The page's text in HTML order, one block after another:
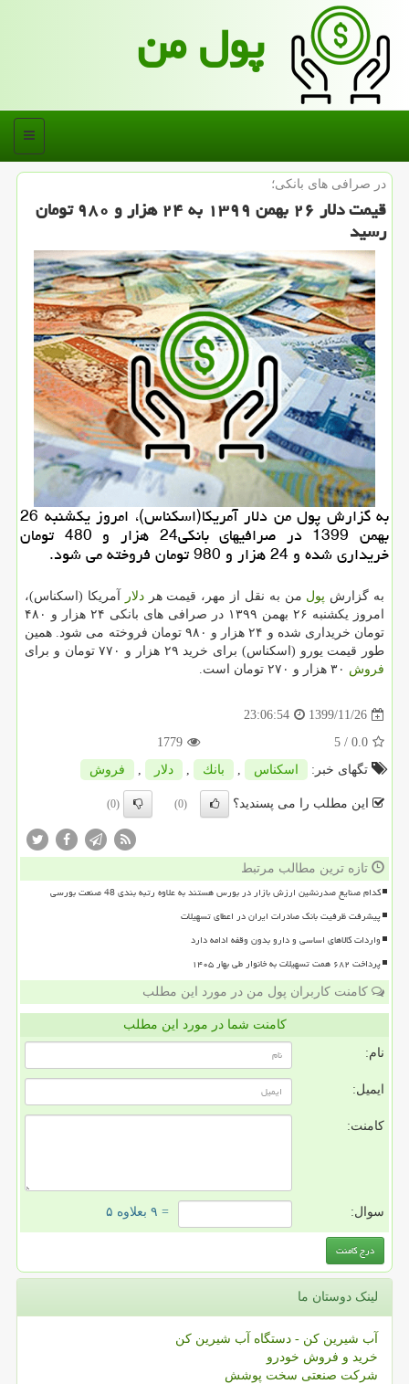
پول من
منو
در صرافی های بانكی؛
قیمت دلار ۲۶ بهمن ۱۳۹۹ به ۲۴ هزار و ۹۸۰ تومان
رسید
به گزارش پول من دلار آمریکا(اسکناس)، امروز یکشنبه 26
بهمن 1399 در صرافیهای بانکی24 هزار و 480 تومان
خریداری شده و 24 هزار و 980 تومان فروخته می شود.
به گزارش پول من به نقل از مهر، قیمت هردلار
آمریکا (اسکناس)،
امروز یکشنبه ۲۶ بهمن ۱۳۹۹ در صرافی های بانکی ۲۴ هزار و ۴۸۰
تومان خریداری شده و ۲۴ هزار و ۹۸۰ تومان فروخته می شود. همین
طور قیمت یورو (اسکناس) برای خرید ۲۹ هزار و ۷۷۰ تومان و برای
فروش
1399/11/26
23:06:54
0.0
/ 5
1779
تگهای خبر:
اسكناس , بانك , دلار , فروش
این مطلب را می پسندید؟ (0)
(0)
تازه ترین مطالب مرتبط
کدام صنایع صدرنشین ارزش بازار در بورس هستند به علاوه رتبه بندی 48 صنعت بورسی
پیشرفت ظرفیت بانک صادرات ایران در اعطای تسهیلات
واردات کالاهای اساسی و دارو بدون وقفه ادامه دارد
پرداخت ۶۸۲ همت تسهیلات به خانوار طی بهار ۱۴۰۵
کامنت کاربران پول من در مورد این مطلب
کامنت شما در مورد این مطلب
نام:
ایمیل:
کامنت:
سوال: = ۹ بعلاوه ۵
لینک دوستان ما
آب شیرین کن - دستگاه آب شیرین کن
خرید و فروش خودرو
شرکت صنعتی سخت پوشش